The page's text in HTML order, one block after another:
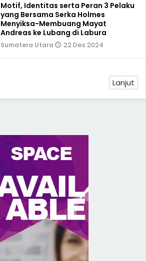
Motif, Identitas serta Peran 3 Pelaku
yang Bersama Serka Holmes
Menyiksa-Membuang Mayat
Andreas ke Lubang di Labura
Sumatera Utara 22 Des 2024
Lanjut